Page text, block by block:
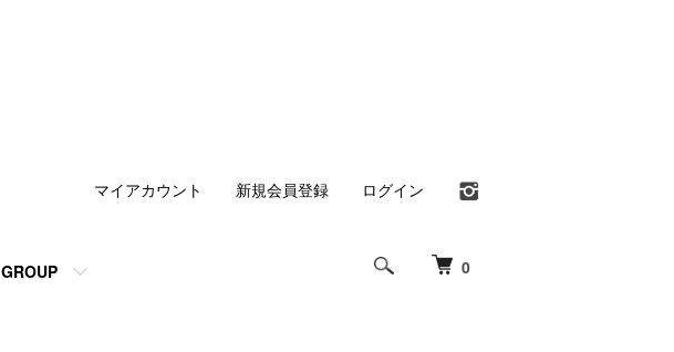
0
GROUP
マイアカウント 新規会員登録 ログイン